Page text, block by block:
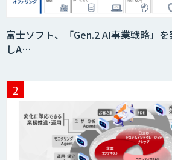
富士ソフト、「Gen.2 AI事業戦略」
しA…